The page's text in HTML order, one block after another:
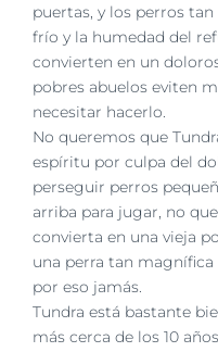
puertas, y los perros
frío y la humedad del
convierten en un
pobres abuelos eviten
necesitar hacerlo.
No queremos que
espíritu por culpa del
perseguir perros
arriba para jugar, no
convierta en una vieja
una perra tan
por eso jamás.
Tundra está bastante
más cerca de los 10